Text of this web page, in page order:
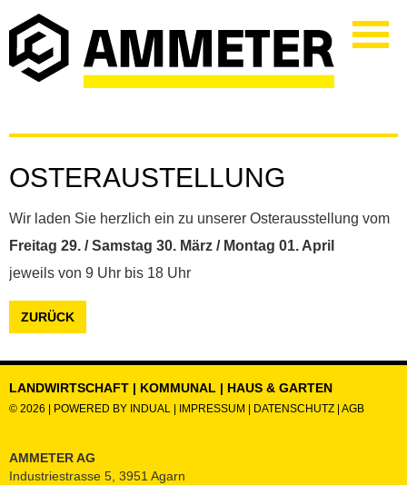
OSTERAUSTELLUNG
Wir laden Sie herzlich ein zu unserer Osterausstellung vom
Freitag 29. / Samstag 30. März / Montag 01. April
jeweils von 9 Uhr bis 18 Uhr
ZURÜCK
LANDWIRTSCHAFT | KOMMUNAL | HAUS & GARTEN
© 2026 | POWERED BY INDUAL IMPRESSUM DATENSCHUTZ AGB
AMMETER AG
Industriestrasse 5, 3951 Agarn